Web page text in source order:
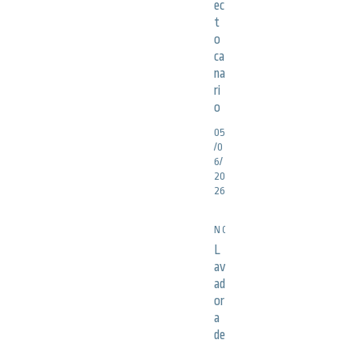
ec
t
o
ca
na
ri
o
05
/0
6/
20
26
NOTICIAS
L
av
ad
or
a
de